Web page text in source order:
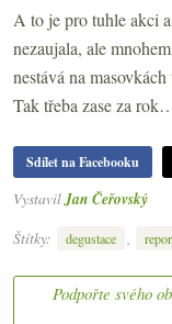
A to je pro tuhle akci
nezaujala, ale
nestává na
Tak třeba zase za
Sdílet na Facebooku
Vystavil Jan Čeřovský
Štítky:
degustace ,
Podpořte svého